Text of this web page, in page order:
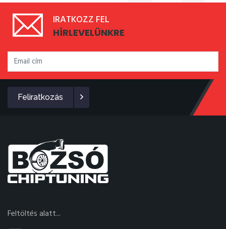
IRATKOZZ FEL
HÍRLEVELÜNKRE
Feliratkozás
Feltöltés alatt...